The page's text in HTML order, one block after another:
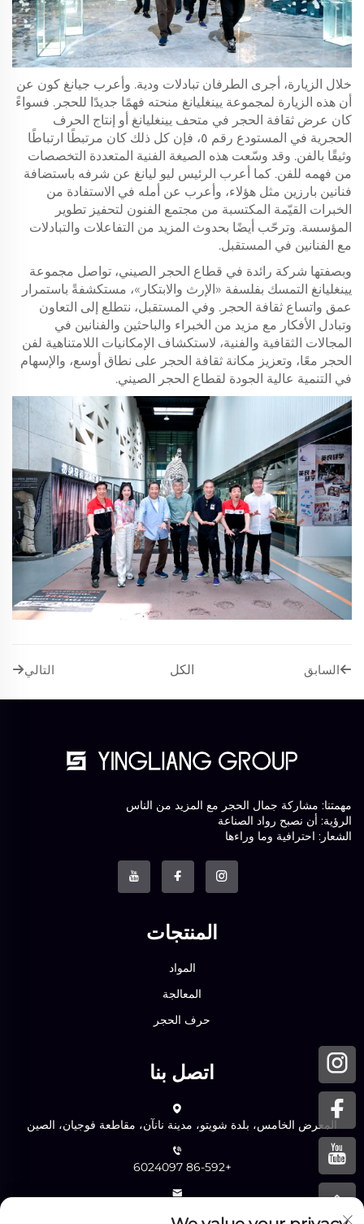
خلال الزيارة، أجرى الطرفان تبادلات ودية. وأعرب جيانغ كون عن
أن هذه الزيارة لمجموعة يينغليانغ منحته فهمًا جديدًا للحجر. فسواءً
كان عرض ثقافة الحجر في متحف يينغليانغ أو إنتاج الحرف
الحجرية في المستودع رقم ٥، فإن كل ذلك كان مرتبطًا ارتباطًا
وثيقًا بالفن. وقد وسّعت هذه الصيغة الفنية المتعددة التخصصات
من فهمه للفن. كما أعرب الرئيس ليو ليانغ عن شرفه باستضافة
فنانين بارزين مثل هؤلاء، وأعرب عن أمله في الاستفادة من
الخبرات القيّمة المكتسبة من مجتمع الفنون لتحفيز تطوير
المؤسسة. وترحّب أيضًا بحدوث المزيد من التفاعلات والتبادلات
مع الفنانين في المستقبل.
وبصفتها شركة رائدة في قطاع الحجر الصيني، تواصل مجموعة
يينغليانغ التمسك بفلسفة «الإرث والابتكار»، مستكشفةً باستمرار
عمق واتساع ثقافة الحجر. وفي المستقبل، نتطلع إلى التعاون
وتبادل الأفكار مع مزيد من الخبراء والباحثين والفنانين في
المجالات الثقافية والفنية، لاستكشاف الإمكانيات اللامتناهية لفن
الحجر معًا، وتعزيز مكانة ثقافة الحجر على نطاق أوسع، والإسهام
في التنمية عالية الجودة لقطاع الحجر الصيني.
السابق الكل التالي
مهمتنا: مشاركة جمال الحجر مع المزيد من الناس
الرؤية: أن نصبح رواد الصناعة
الشعار: احترافية وما وراءها
المنتجات
المواد
المعالجة
حرف الحجر
اتصل بنا
المعرض الخامس، بلدة شويتو، مدينة نانآن، مقاطعة فوجيان، الصين
+86-592 6024097